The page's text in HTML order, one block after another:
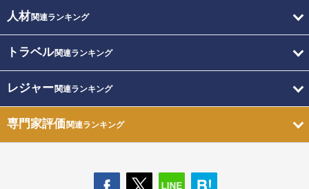
人材関連ランキング
トラベル関連ランキング
レジャー関連ランキング
専門家評価関連ランキング